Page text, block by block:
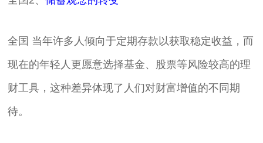
全国 当年许多人倾向于定期存款以获取稳定收益，而
现在的年轻人更愿意选择基金、股票等风险较高的理
财工具，这种差异体现了人们对财富增值的不同期
待。